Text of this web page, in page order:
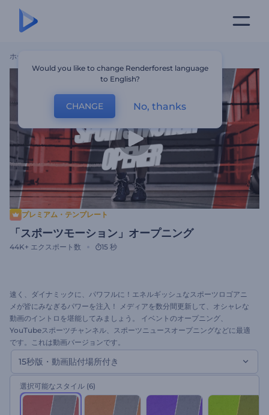
ホーム
プレミアム・テンプレート
「スポーツモーション」オープニング
44K+ エクスポート数 15 秒
速く、ダイナミックに、パワフルに！エネルギッシュなスポーツロゴアニ
メが皆にみなぎるパワーを注入！ メディアを数分間更新して、オシャレな
動画のイントロを堪能してみましょう。 イベントのオープニング、
YouTubeスポーツチャンネル、スポーツニュースオープニングなどに最適
です。これは動画バージョンです。
15秒版・動画貼付場所付き
選択可能なスタイル (6)
Would you like to change Renderforest language
to English?
CHANGE No, thanks